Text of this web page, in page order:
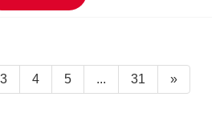
3 4 5 ... 31 »